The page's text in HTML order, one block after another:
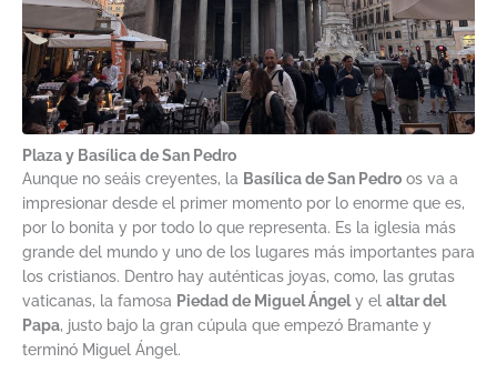
Plaza y Basílica de San Pedro
Aunque no seáis creyentes, la Basílica de San Pedro os va a
impresionar desde el primer momento por lo enorme que es,
por lo bonita y por todo lo que representa. Es la iglesia más
grande del mundo y uno de los lugares más importantes para
los cristianos. Dentro hay auténticas joyas, como, las grutas
vaticanas, la famosa Piedad de Miguel Ángely el altar del
Papa, justo bajo la gran cúpula que empezó Bramante y
terminó Miguel Ángel.